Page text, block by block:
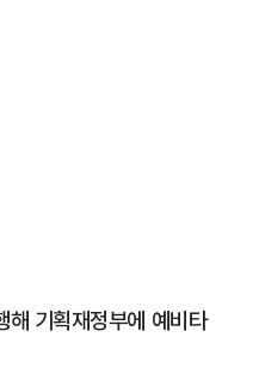
기획재정부에 예비타